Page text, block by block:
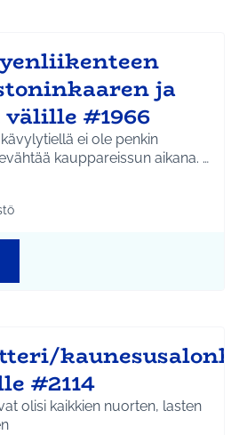
ja
#1966
ei ole penkin
penkkiä jossa voisi levähtää kauppareissun aikana. …
mukaan: Riihikallio
teeman mukaan: Ympäristö
#2114
olisi kaikkien nuorten, lasten